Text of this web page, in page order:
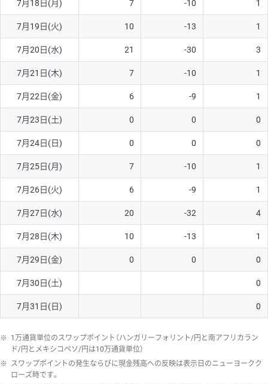
7月18日(月) 7 -10 1
7月19日(火) 10 -13 1
7月20日(水) 21 -30 3
7月21日(木) 7 -10 1
7月22日(金) 6 -9 1
7月23日(土) 0 0 0
7月24日(日) 0 0 0
7月25日(月) 7 -10 1
7月26日(火) 6 -9 1
7月27日(水) 20 -32 4
7月28日(木) 10 -13 1
7月29日(金) 0 0 0
7月30日(土) 0
7月31日(日) 0
※ 1万通貨単位のスワップポイント（ハンガリーフォリント/円と南アフリカラン
ド/円とメキシコペソ/円は10万通貨単位）
※ スワップポイントの発生ならびに現金残高への反映は表示日のニューヨークク
ローズ時です。